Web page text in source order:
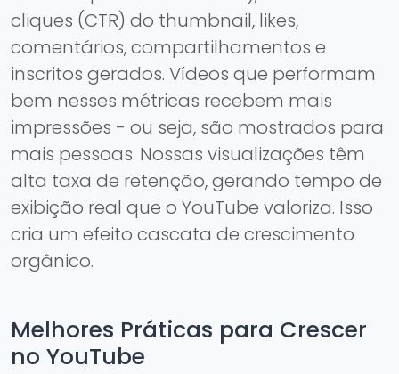
cliques (CTR) do thumbnail, likes,
comentários, compartilhamentos e
inscritos gerados. Vídeos que performam
bem nesses métricas recebem mais
impressões - ou seja, são mostrados para
mais pessoas. Nossas visualizações têm
alta taxa de retenção, gerando tempo de
exibição real que o YouTube valoriza. Isso
cria um efeito cascata de crescimento
orgânico.
Melhores Práticas para Crescer
no YouTube